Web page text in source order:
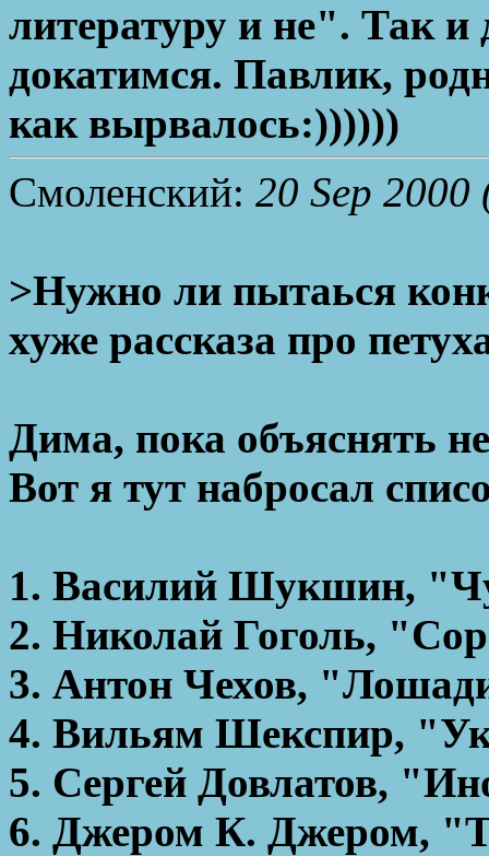
литературу и не". Так
докатимся. Павлик,
как вырвалось:))))))
Смоленский: 20 Sep
>Нужно ли пытаься
хуже рассказа про
Дима, пока объяснять
Вот я тут набросал
1. Василий Шукшин,
2. Николай Гоголь,
3. Антон Чехов,
4. Вильям Шекспир,
5. Сергей Довлатов,
6. Джером К. Джером,